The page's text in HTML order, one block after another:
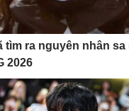
tìm ra nguyên nhân
2026